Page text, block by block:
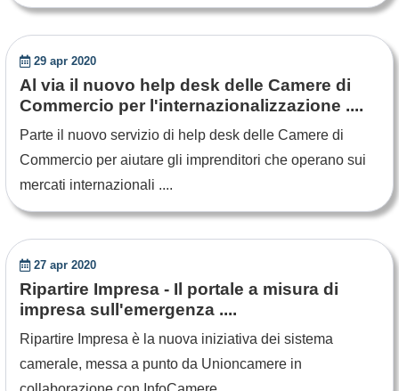
29 apr 2020
Al via il nuovo help desk delle Camere di
Commercio per l'internazionalizzazione ....
Parte il nuovo servizio di help desk delle Camere di
Commercio per aiutare gli imprenditori che operano sui
mercati internazionali ....
27 apr 2020
Ripartire Impresa - Il portale a misura di
impresa sull'emergenza ....
Ripartire Impresa è la nuova iniziativa dei sistema
camerale, messa a punto da Unioncamere in